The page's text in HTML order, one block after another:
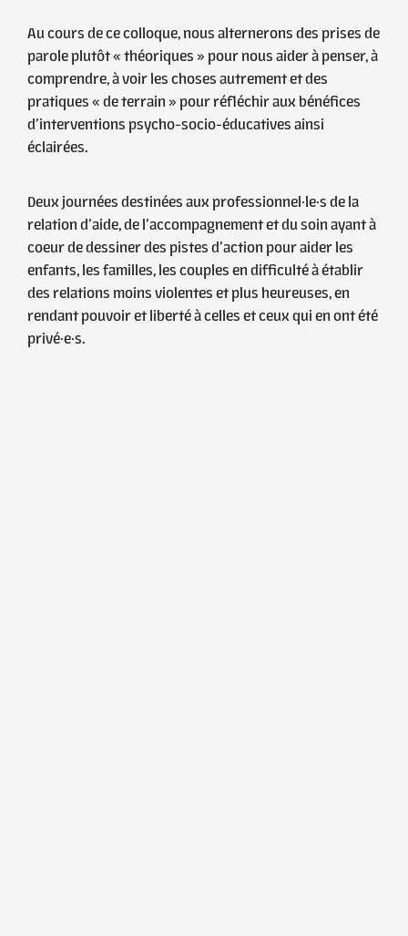
Au cours de ce colloque, nous alternerons des prises de
parole plutôt « théoriques » pour nous aider à penser, à
comprendre, à voir les choses autrement et des
pratiques « de terrain » pour réfléchir aux bénéfices
d’interventions psycho-socio-éducatives ainsi
éclairées.
Deux journées destinées aux professionnel·le·s de la
relation d’aide, de l’accompagnement et du soin ayant à
coeur de dessiner des pistes d’action pour aider les
enfants, les familles, les couples en difficulté à établir
des relations moins violentes et plus heureuses, en
rendant pouvoir et liberté à celles et ceux qui en ont été
privé·e·s.